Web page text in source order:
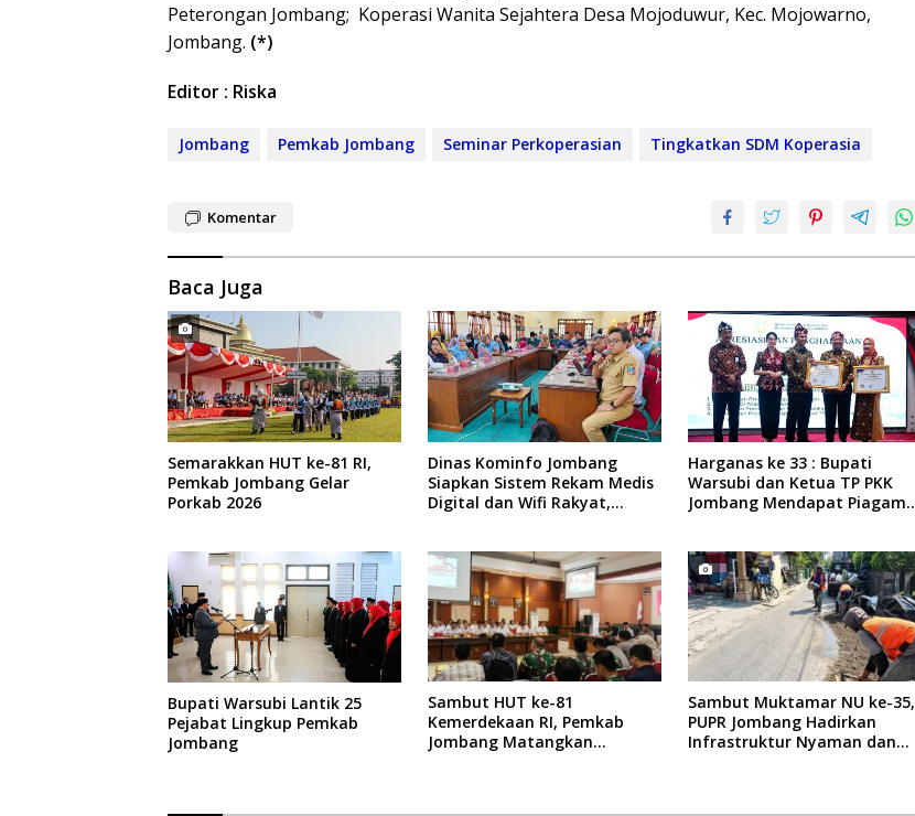
Peterongan Jombang; Koperasi Wanita Sejahtera Desa Mojoduwur, Kec. Mojowarno,
Jombang. (*)
Editor : Riska
Jombang Pemkab Jombang Seminar Perkoperasian Tingkatkan SDM Koperasia
Komentar
Baca Juga
Semarakkan HUT ke-81 RI,
Pemkab Jombang Gelar
Porkab 2026
Dinas Kominfo Jombang
Siapkan Sistem Rekam Medis
Digital dan Wifi Rakyat,
Harganas ke 33 : Bupati
Warsubi dan Ketua TP PKK
Jombang Mendapat Piagam
Bupati Warsubi Lantik 25
Pejabat Lingkup Pemkab
Jombang
Sambut HUT ke-81
Kemerdekaan RI, Pemkab
Jombang Matangkan
Sambut Muktamar NU ke-35,
PUPR Jombang Hadirkan
Infrastruktur Nyaman dan